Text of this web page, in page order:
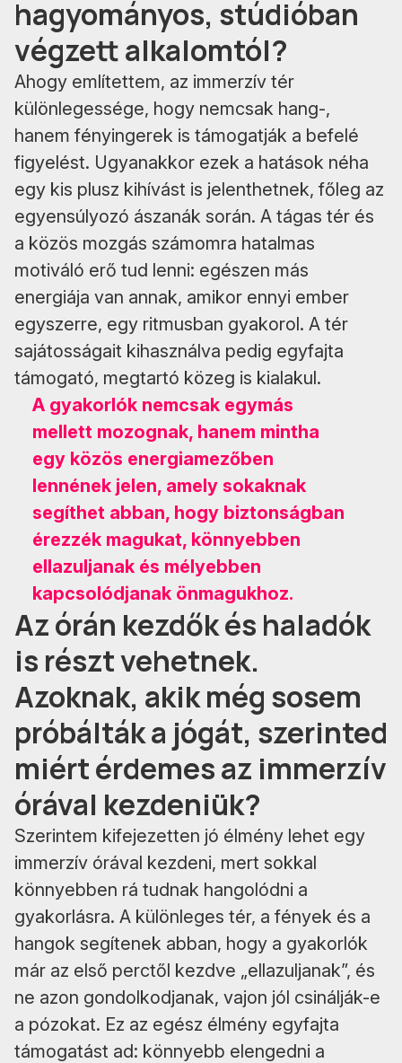
hagyományos, stúdióban
végzett alkalomtól?
Ahogy említettem, az immerzív tér
különlegessége, hogy nemcsak hang-,
hanem fényingerek is támogatják a befelé
figyelést. Ugyanakkor ezek a hatások néha
egy kis plusz kihívást is jelenthetnek, főleg az
egyensúlyozó ászanák során. A tágas tér és
a közös mozgás számomra hatalmas
motiváló erő tud lenni: egészen más
energiája van annak, amikor ennyi ember
egyszerre, egy ritmusban gyakorol. A tér
sajátosságait kihasználva pedig egyfajta
támogató, megtartó közeg is kialakul.
A gyakorlók nemcsak egymás
mellett mozognak, hanem mintha
egy közös energiamezőben
lennének jelen, amely sokaknak
segíthet abban, hogy biztonságban
érezzék magukat, könnyebben
ellazuljanak és mélyebben
kapcsolódjanak önmagukhoz.
Az órán kezdők és haladók
is részt vehetnek.
Azoknak, akik még sosem
próbálták a jógát, szerinted
miért érdemes az immerzív
órával kezdeniük?
Szerintem kifejezetten jó élmény lehet egy
immerzív órával kezdeni, mert sokkal
könnyebben rá tudnak hangolódni a
gyakorlásra. A különleges tér, a fények és a
hangok segítenek abban, hogy a gyakorlók
már az első perctől kezdve „ellazuljanak”, és
ne azon gondolkodjanak, vajon jól csinálják-e
a pózokat. Ez az egész élmény egyfajta
támogatást ad: könnyebb elengedni a